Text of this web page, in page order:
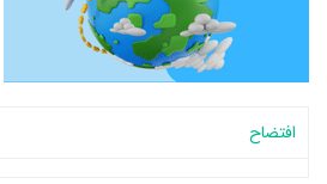
افتضاح